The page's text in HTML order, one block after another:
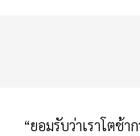
“ยอมรับว่าเราโตช้